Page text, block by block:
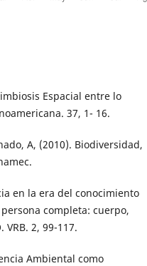
Espacial entre lo
37, 1- 16.
A, (2010). Biodiversidad,
en la era del conocimiento
completa: cuerpo,
VRB. 2, 99-117.
Ambiental como